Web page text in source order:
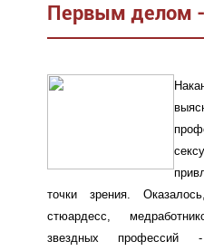
Первым делом
точки зрения.
стюардесс,
звездных профессий